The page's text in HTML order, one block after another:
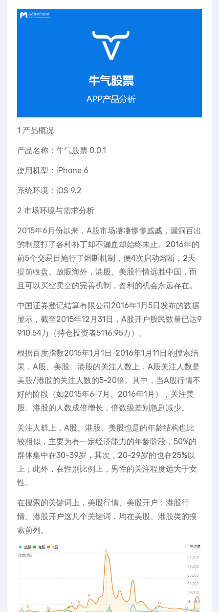
1 产品概况
产品名称：牛气股票 0.0.1
使用机型：iPhone 6
系统环境：iOS 9.2
2 市场环境与需求分析
2015年6月份以来，A股市场凄凄惨惨戚戚，漏洞百出
的制度打了各种补丁却不漏血却始终未止。2016年的
前5个交易日施行了熔断机制，便4次启动熔断，2天
提前收盘。放眼海外，港股、美股行情远胜中国，而
且可以买空卖空的完善机制，盈利的机会永远存在。
中国证券登记结算有限公司2016年1月5日发布的数据
显示，截至2015年12月31日，A股开户股民数量已达9
910.54万（持仓投资者5116.95万）。
根据百度指数2015年1月1日-2016年1月11日的搜索结
果，A股、美股、港股的关注人数上，A股关注人数是
美股/港股的关注人数的5-20倍。其中，当A股行情不
好的阶段（如2015年6-7月、2016年1月），关注美
股、港股的人数成倍增长，倍数级差别急剧减少。
关注人群上，A股、港股、美股也是的年龄结构也比
较相似，主要为有一定经济能力的年龄阶段，50%的
群体集中在30-39岁，其次，20-29岁的也在25%以
上；此外，在性别比例上，男性的关注程度远大于女
性。
在搜索的关键词上，美股行情、美股开户；港股行
情、港股开户这几个关键词，均在美股、港股类的搜
索前列。